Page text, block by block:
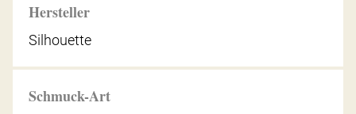
Hersteller
Silhouette
Schmuck-Art